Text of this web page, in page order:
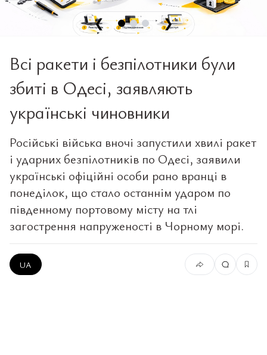
❮ ❯
Всі ракети і безпілотники були
збиті в Одесі, заявляють
українські чиновники
Російські війська вночі запустили хвилі ракет
і ударних безпілотників по Одесі, заявили
українські офіційні особи рано вранці в
понеділок, що стало останнім ударом по
південному портовому місту на тлі
загострення напруженості в Чорному морі.
UA